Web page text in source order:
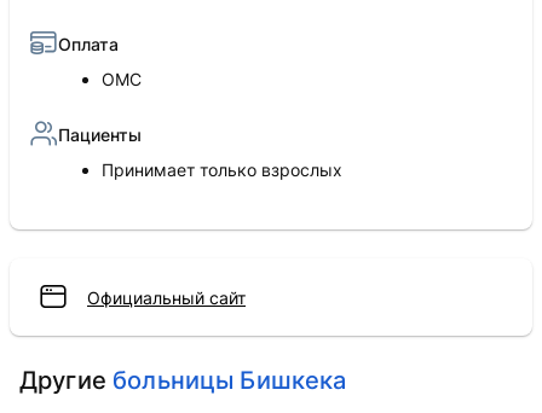
Оплата
ОМС
Пациенты
Принимает только взрослых
Официальный сайт
Другие больницы Бишкека